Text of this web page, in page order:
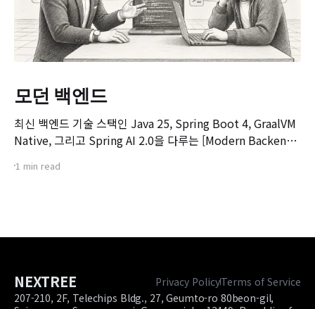
모던 백엔드
최신 백엔드 기술 스택인 Java 25, Spring Boot 4, GraalVM
Native, 그리고 Spring AI 2.0을 다루는 [Modern Backend]
존 Spring Boot 환경에서 서비스를 구축하고 배포해보신 개
1 min read
NEXTREE Privacy PolicyTerms of Service
207-210, 2F, Telechips Bldg., 27, Geumto-ro 80beon-gil,